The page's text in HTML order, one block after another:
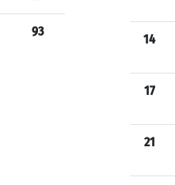
93
14
17
21